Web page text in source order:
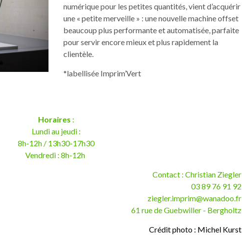
numérique pour les petites quantités, vient d’acquérir
une « petite merveille » : une nouvelle machine offset
beaucoup plus performante et automatisée, parfaite
pour servir encore mieux et plus rapidement la
clientèle.
*labellisée Imprim’Vert
Horaires :
Lundi au jeudi :
8h-12h / 13h30-17h30
Vendredi : 8h-12h
Contact : Christian Ziegler
03 89 76 91 92
ziegler.imprim@wanadoo.fr
61 rue de Guebwiller - Bergholtz
Crédit photo : Michel Kurst